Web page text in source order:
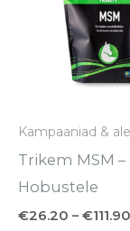
Kampaaniad & ale
Trikem MSM –
Hobustele
€26.20 – €111.90